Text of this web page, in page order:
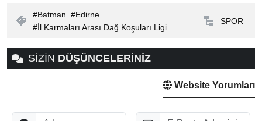
Batman
Edirne
İl Karmaları Arası Dağ Koşuları Ligi
SPOR
SİZİN DÜŞÜNCELERİNİZ
Website Yorumları